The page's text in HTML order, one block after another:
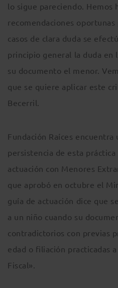
lo sigue pareciendo. Hemos
recomendaciones
casos de clara duda se
principio general la duda en
su documento el menor.
que se quiere aplicar este
Becerril.
Fundación Raíces encuentra
persistencia de esta
actuación con Menores
que aprobó en octubre el
guía de actuación dice que
a un niño cuando su
contradictorios con previas
edad o filiación practicadas
Fiscal».